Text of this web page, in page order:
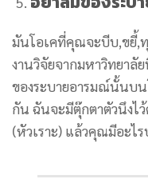
มันโอเคที่คุณจะบีบ,ขยี้,
งานวิจัยจากมหาวิทยาลั
ของระบายอารมณ์นั้นบ
กัน ฉันจะมีตุ๊กตาตัวนึงไว้
(หัวเราะ) แล้วคุณมีอะไ